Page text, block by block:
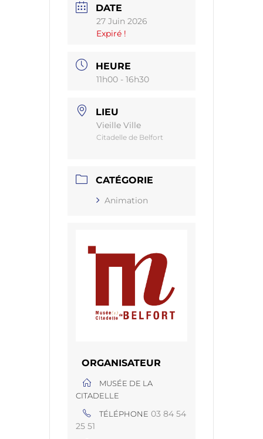
DATE
27 Juin 2026
Expiré !
HEURE
11h00 - 16h30
LIEU
Vieille Ville
Citadelle de Belfort
CATÉGORIE
Animation
ORGANISATEUR
MUSÉE DE LA
CITADELLE
TÉLÉPHONE 03 84 54
25 51